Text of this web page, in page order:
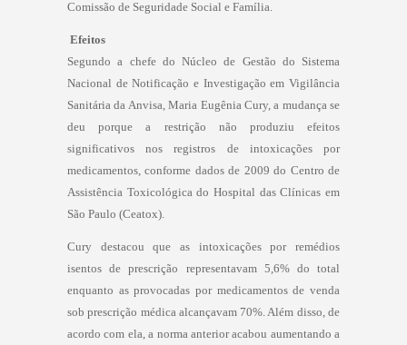
Comissão de Seguridade Social e Família.
Efeitos
Segundo a chefe do Núcleo de Gestão do Sistema
Nacional de Notificação e Investigação em Vigilância
Sanitária da Anvisa, Maria Eugênia Cury, a mudança se
deu porque a restrição não produziu efeitos
significativos nos registros de intoxicações por
medicamentos, conforme dados de 2009 do Centro de
Assistência Toxicológica do Hospital das Clínicas em
São Paulo (Ceatox).
Cury destacou que as intoxicações por remédios
isentos de prescrição representavam 5,6% do total
enquanto as provocadas por medicamentos de venda
sob prescrição médica alcançavam 70%. Além disso, de
acordo com ela, a norma anterior acabou aumentando a